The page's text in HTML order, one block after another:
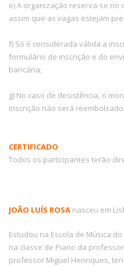
e) A organização reserva-se
assim que as vagas estejam
f) Só é considerada válida a
formulário de inscrição e do
bancária;
g) No caso de desistência, o
inscrição não será reembolsado.
CERTIFICADO
Todos os participantes terão
JOÃO LUÍS ROSA nasceu em
Estudou na Escola de Música
na classe de Piano da
professor Miguel Henriques,